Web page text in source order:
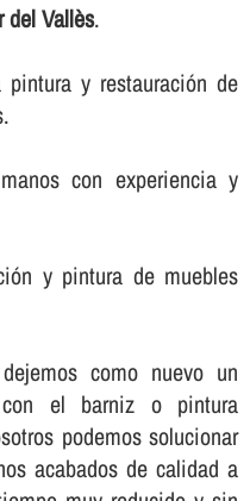
del Vallès.
y restauración de
con experiencia y
y pintura de muebles
como nuevo un
el barniz o pintura
podemos solucionar
acabados de calidad a